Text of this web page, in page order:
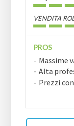
VENDITA
PROS
Massime
Alta
Prezzi